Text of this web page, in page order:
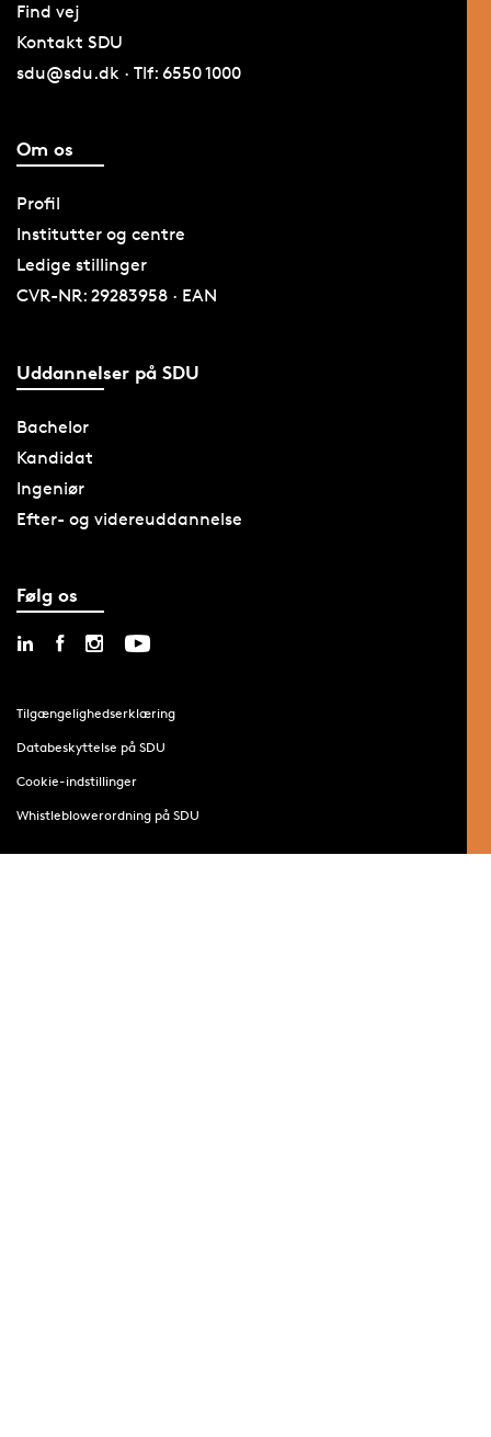
Find vej
Kontakt SDU
sdu@sdu.dk · Tlf: 6550 1000
Om os
Profil
Institutter og centre
Ledige stillinger
CVR-NR: 29283958 · EAN
Uddannelser på SDU
Bachelor
Kandidat
Ingeniør
Efter- og videreuddannelse
Følg os
Tilgængelighedserklæring
Databeskyttelse på SDU
Cookie-indstillinger
Whistleblowerordning på SDU